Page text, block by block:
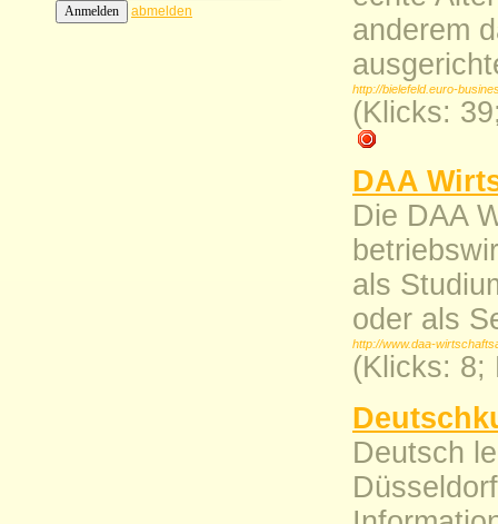
abmelden
anderem
http://bielefeld.euro-
(Klicks:
DAA
Die DAA
als
oder als
http://www.daa-
(Klicks: 8;
Deutsch